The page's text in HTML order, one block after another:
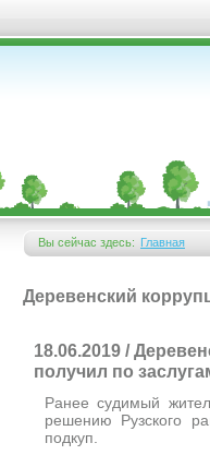
Вы сейчас здесь:
Вы здесь
Главная
Деревенский
18.06.2019 /
получил по
Ранее судимый
решению Рузского
подкуп.